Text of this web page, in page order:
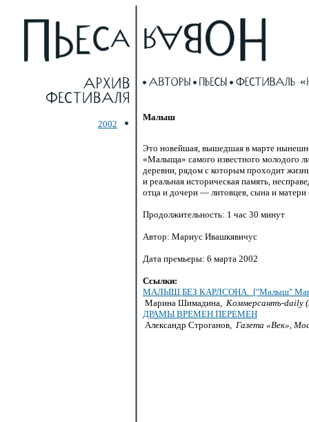
2002
Малыш
Это новейшая, вышедшая в марте
«Малыща» самого известного молодого
деревни, рядом с которым проходит
и реальная историческая память,
отца и дочери — литовцев, сына и
Продолжительность: 1 час 30 минут
Автор: Мариус Ивашкявичус
Дата премьеры: 6 марта 2002
Ссылки:
МАЛЫШ БЕЗ КАРЛСОНА. ["Малыш"
Марина Шимадина, Коммерсантъ-daily
ДРАМЫ ВРЕМЕН ПЕРЕМЕН
Александр Строганов, Газета «Век»,